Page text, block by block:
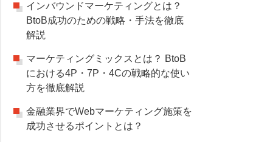
インバウンドマーケティングとは？
BtoB成功のための戦略・手法を徹底
解説
マーケティングミックスとは？ BtoB
における4P・7P・4Cの戦略的な使い
方を徹底解説
金融業界でWebマーケティング施策を
成功させるポイントとは？